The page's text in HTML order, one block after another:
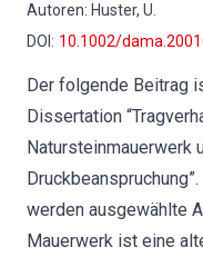
Autoren: Huster, U.
DOI : 10.1002/
Der folgende Beitrag
Dissertation
Natursteinmauerwerk
werden ausgewählte
Mauerwerk ist eine